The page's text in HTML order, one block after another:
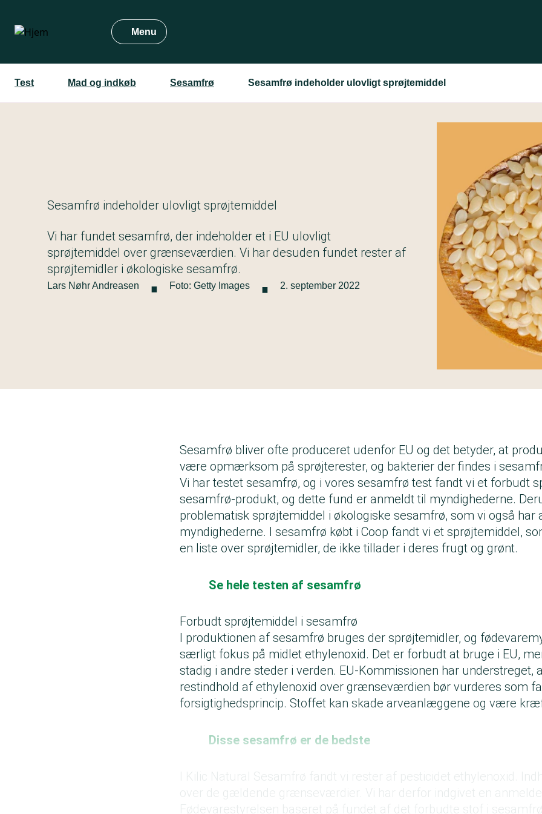
hovedindhold
Menu
Test Mad og indkøb Sesamfrø Sesamfrø indeholder ulovligt sprøjtemiddel
Sesamfrø indeholder ulovligt sprøjtemiddel
Vi har fundet sesamfrø, der indeholder et i EU ulovligt
sprøjtemiddel over grænseværdien. Vi har desuden fundet rester af
sprøjtemidler i økologiske sesamfrø.
Lars Nøhr Andreasen · Foto: Getty Images · 2. september 2022
Sesamfrø bliver ofte produceret udenfor EU og det betyder, at
være opmærksom på sprøjterester, og bakterier der findes i
Vi har testet sesamfrø, og i vores sesamfrø test fandt vi et forbudt
sesamfrø-produkt, og dette fund er anmeldt til myndighederne.
problematisk sprøjtemiddel i økologiske sesamfrø, som vi også har
myndighederne. I sesamfrø købt i Coop fandt vi et sprøjtemiddel,
en liste over sprøjtemidler, de ikke tillader i deres frugt og grønt.
Se hele testen af sesamfrø
Forbudt sprøjtemiddel i sesamfrø
I produktionen af sesamfrø bruges der sprøjtemidler, og
særligt fokus på midlet ethylenoxid. Det er forbudt at bruge i EU,
stadig i andre steder i verden. EU-Kommissionen har understreget,
restindhold af ethylenoxid over grænseværdien bør vurderes som
forsigtighedsprincip. Stoffet kan skade arveanlæggene og være
Disse sesamfrø er de bedste
I Kilic Natural Sesamfrø fandt vi rester af pesticidet ethylenoxid.
over de gældende grænseværdier. Vi har derfor indgivet en
Fødevarestyrelsen baseret på fundet af det forbudte stof i